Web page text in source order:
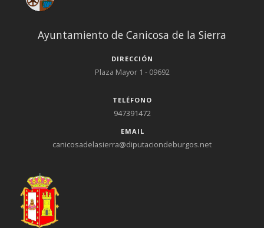
Ayuntamiento de Canicosa de la Sierra
DIRECCIÓN
Plaza Mayor 1 - 09692
TELÉFONO
947391472
EMAIL
canicosadelasierra@diputaciondeburgos.net